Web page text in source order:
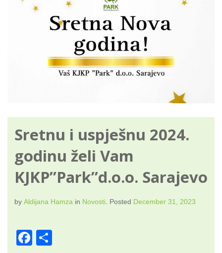
Sretnu i uspješnu 2024.
godinu želi Vam
KJKP”Park”d.o.o. Sarajevo
by Aldijana Hamza in Novosti Posted December 31, 2023
F